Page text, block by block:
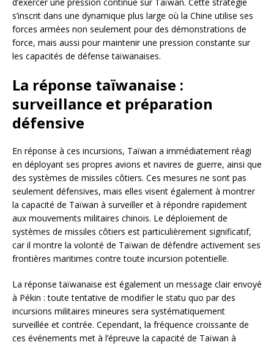
s’inscrit dans une dynamique plus large où la Chine utilise ses
forces armées non seulement pour des démonstrations de
force, mais aussi pour maintenir une pression constante sur
les capacités de défense taïwanaises.
La réponse taïwanaise :
surveillance et préparation
défensive
En réponse à ces incursions, Taïwan a immédiatement réagi
en déployant ses propres avions et navires de guerre, ainsi que
des systèmes de missiles côtiers. Ces mesures ne sont pas
seulement défensives, mais elles visent également à montrer
la capacité de Taïwan à surveiller et à répondre rapidement
aux mouvements militaires chinois. Le déploiement de
systèmes de missiles côtiers est particulièrement significatif,
car il montre la volonté de Taïwan de défendre activement ses
frontières maritimes contre toute incursion potentielle.
La réponse taïwanaise est également un message clair envoyé
à Pékin : toute tentative de modifier le statu quo par des
incursions militaires mineures sera systématiquement
surveillée et contrée. Cependant, la fréquence croissante de
ces événements met à l’épreuve la capacité de Taïwan à